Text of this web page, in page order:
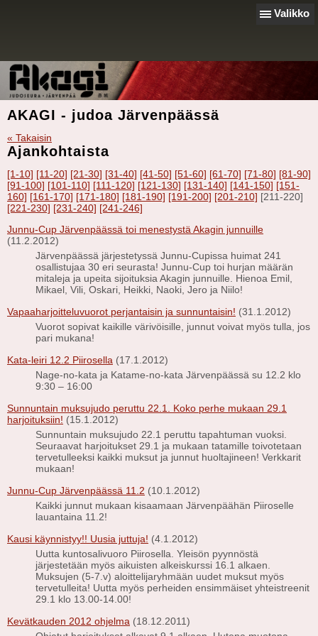
Valikko
AKAGI - judoa Järvenpäässä
« Takaisin
Ajankohtaista
[1-10] [11-20] [21-30] [31-40] [41-50] [51-60] [61-70] [71-80] [81-90]
[91-100] [101-110] [111-120] [121-130] [131-140] [141-150] [151-
160] [161-170] [171-180] [181-190] [191-200] [201-210] [211-220]
[221-230] [231-240] [241-246]
Junnu-Cup Järvenpäässä toi menestystä Akagin junnuille
(11.2.2012)
Järvenpäässä järjestetyssä Junnu-Cupissa huimat 241
osallistujaa 30 eri seurasta! Junnu-Cup toi hurjan määrän
mitaleja ja upeita sijoituksia Akagin junnuille. Hienoa Emil,
Mikael, Vili, Oskari, Heikki, Naoki, Jero ja Niilo!
Vapaaharjoitteluvuorot perjantaisin ja sunnuntaisin! (31.1.2012)
Vuorot sopivat kaikille värivöisille, junnut voivat myös tulla, jos
pari mukana!
Kata-leiri 12.2 Piirosella (17.1.2012)
Nage-no-kata ja Katame-no-kata Järvenpäässä su 12.2 klo
9:30 – 16:00
Sunnuntain muksujudo peruttu 22.1. Koko perhe mukaan 29.1
harjoituksiin! (15.1.2012)
Sunnuntain muksujudo 22.1 peruttu tapahtuman vuoksi.
Seuraavat harjoitukset 29.1 ja mukaan tatamille toivotetaan
tervetulleeksi kaikki muksut ja junnut huoltajineen! Verkkarit
mukaan!
Junnu-Cup Järvenpäässä 11.2 (10.1.2012)
Kaikki junnut mukaan kisaamaan Järvenpäähän Piiroselle
lauantaina 11.2!
Kausi käynnistyy!! Uusia juttuja! (4.1.2012)
Uutta kuntosalivuoro Piirosella. Yleisön pyynnöstä
järjestetään myös aikuisten alkeiskurssi 16.1 alkaen.
Muksujen (5-7.v) aloittelijaryhmään uudet muksut myös
tervetulleita! Uutta myös perheiden ensimmäiset yhteistreenit
29.1 klo 13.00-14.00!
Kevätkauden 2012 ohjelma (18.12.2011)